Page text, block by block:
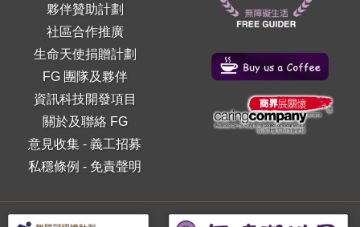
夥伴贊助計劃
社區合作推廣
生命天使捐贈計劃
FG 團隊及夥伴
資訊科技開發項目
關於及聯絡 FG
意見收集 -義工招募
私穩條例 - 免責聲明